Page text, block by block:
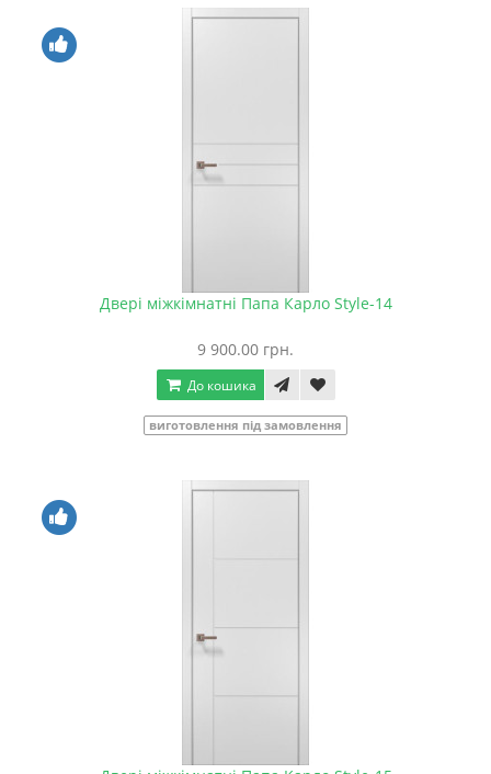
Двері міжкімнатні Папа Карло Style-14
9 900.00 грн.
До кошика
виготовлення під замовлення